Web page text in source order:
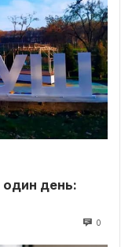
день:
0